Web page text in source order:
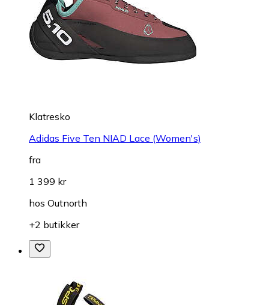
Klatresko
Adidas Five Ten NIAD Lace (Women's)
fra
1 399 kr
hos Outnorth
+2 butikker